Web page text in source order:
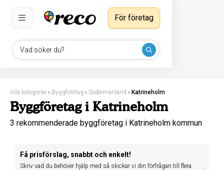
Vad söker du?
För företag
Alla kategorier › Byggföretag › Södermanland › Katrineholm
Byggföretag i Katrineholm
3 rekommenderade byggföretag i Katrineholm kommun
Få prisförslag, snabbt och enkelt!
Skriv vad du behöver hjälp med så skickar vi din förfrågan till flera